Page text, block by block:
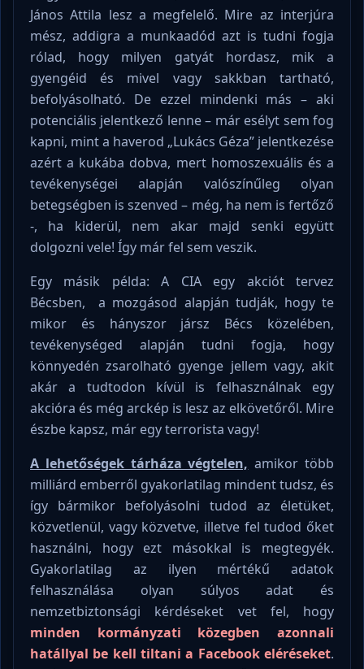
János Attila lesz a megfelelő. Mire az interjúra
mész, addigra a munkaadód azt is tudni fogja
rólad, hogy milyen gatyát hordasz, mik a
gyengéid és mivel vagy sakkban tartható,
befolyásolható. De ezzel mindenki más – aki
potenciális jelentkező lenne – már esélyt sem fog
kapni, mint a haverod „Lukács Géza” jelentkezése
azért a kukába dobva, mert homoszexuális és a
tevékenységei alapján valószínűleg olyan
betegségben is szenved – még, ha nem is fertőző
-, ha kiderül, nem akar majd senki együtt
dolgozni vele! Így már fel sem veszik.
Egy másik példa: A CIA egy akciót tervez
Bécsben, a mozgásod alapján tudják, hogy te
mikor és hányszor jársz Bécs közelében,
tevékenységed alapján tudni fogja, hogy
könnyedén zsarolható gyenge jellem vagy, akit
akár a tudtodon kívül is felhasználnak egy
akcióra és még arckép is lesz az elkövetőről. Mire
észbe kapsz, már egy terrorista vagy!
A lehetőségek tárháza végtelen, amikor több
milliárd emberről gyakorlatilag mindent tudsz, és
így bármikor befolyásolni tudod az életüket,
közvetlenül, vagy közvetve, illetve fel tudod őket
használni, hogy ezt másokkal is megtegyék.
Gyakorlatilag az ilyen mértékű adatok
felhasználása olyan súlyos adat és
nemzetbiztonsági kérdéseket vet fel, hogy
minden kormányzati közegben azonnali
hatállyal be kell tiltani a Facebook eléréseket.